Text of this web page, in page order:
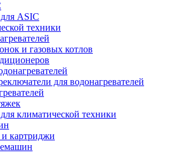
для ASIC
техники
и газовых котлов
для водонагревателей
климатической техники
картриджи